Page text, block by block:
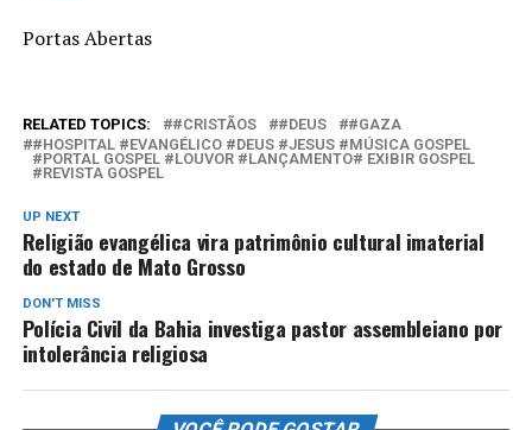
Portas Abertas
RELATED TOPICS: #CRISTÃOS #DEUS
#GAZA
#HOSPITAL #EVANGÉLICO #DEUS #JESUS #MÚSICA GOSPEL
#PORTAL GOSPEL #LOUVOR #LANÇAMENTO# EXIBIR GOSPEL
#REVISTA GOSPEL
UP NEXT
Religião evangélica vira patrimônio cultural imaterial
do estado de Mato Grosso
DON'T MISS
Polícia Civil da Bahia investiga pastor assembleiano por
intolerância religiosa